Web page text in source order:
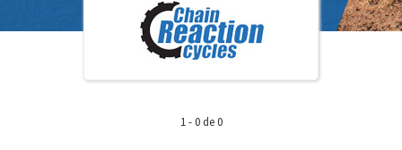
1 - 0 de 0